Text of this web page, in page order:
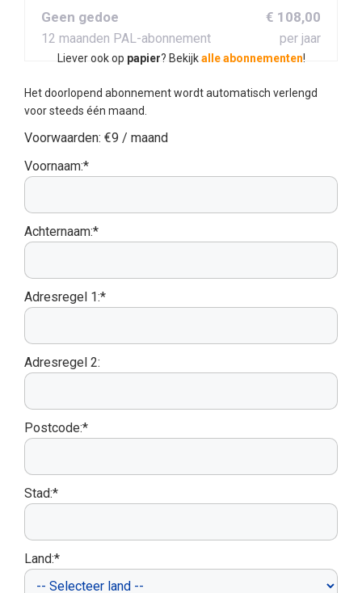
Geen gedoe
12 maanden PAL-abonnement
€ 108,00
per jaar
Liever ook op papier? Bekijkalle abonnementen!
Het doorlopend abonnement wordt automatisch verlengd
voor steeds één maand.
Voorwaarden: €9 / maand
Voornaam:*
Achternaam:*
Adresregel 1:*
Adresregel 2:
Postcode:*
Stad:*
Land:*